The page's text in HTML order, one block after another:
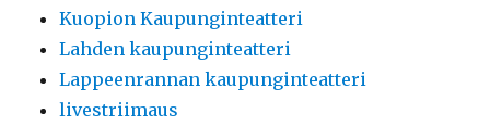
Kuopion Kaupunginteatteri
Lahden kaupunginteatteri
Lappeenrannan kaupunginteatteri
livestriimaus